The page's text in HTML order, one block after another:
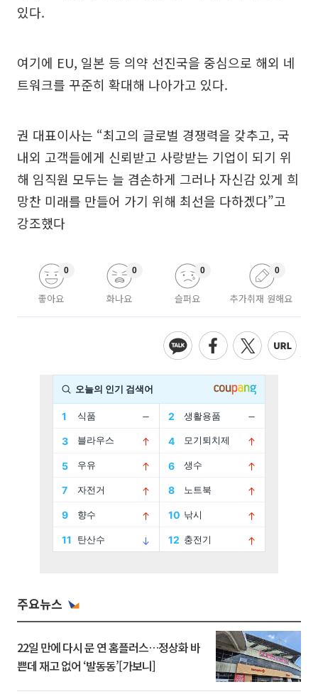
있다.
여기에 EU, 일본 등 의약 선진국을 중심으로 해외 네
트워크를 꾸준히 확대해 나아가고 있다.
권 대표이사는 “최고의 글로벌 경쟁력을 갖추고, 국
내외 고객들에게 신뢰받고 사랑받는 기업이 되기 위
해 임직원 모두는 늘 겸손하게 그러나 자신감 있게 희
망찬 미래를 만들어 가기 위해 최선을 다하겠다”고
강조했다
좋아요
0
화나요
0
슬퍼요
0
추가취재 원해요
0
주요뉴스
22일 만에 다시 문 연 홈플러스…정상화 바
쁜데 재고 없어 ‘발동동’[가보니]